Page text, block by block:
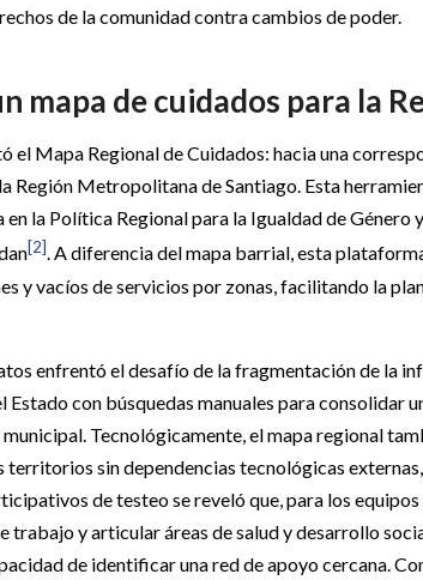
de la comunidad contra cambios de poder.
mapa de cuidados para la
el Mapa Regional de Cuidados: hacia una
Región Metropolitana de Santiago. Esta
la Política Regional para la Igualdad de
[2]. A diferencia del mapa barrial, esta
y vacíos de servicios por zonas, facilitando la
enfrentó el desafío de la fragmentación de la
Estado con búsquedas manuales para consolidar
Tecnológicamente, el mapa regional
sin dependencias tecnológicas
de testeo se reveló que, para los
trabajo y articular áreas de salud y desarrollo
de identificar una red de apoyo cercana.